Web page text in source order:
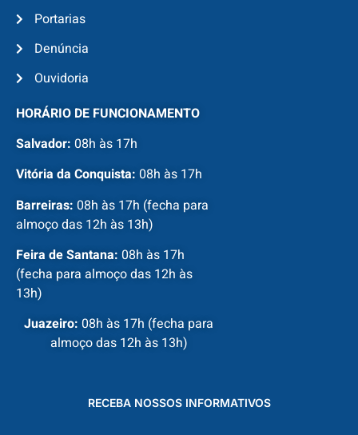
Portarias
Denúncia
Ouvidoria
HORÁRIO DE FUNCIONAMENTO
Salvador: 08h às 17h
Vitória da Conquista: 08h às 17h
Barreiras: 08h às 17h (fecha para
almoço das 12h às 13h)
Feira de Santana: 08h às 17h
(fecha para almoço das 12h às
13h)
Juazeiro: 08h às 17h (fecha para
almoço das 12h às 13h)
RECEBA NOSSOS INFORMATIVOS